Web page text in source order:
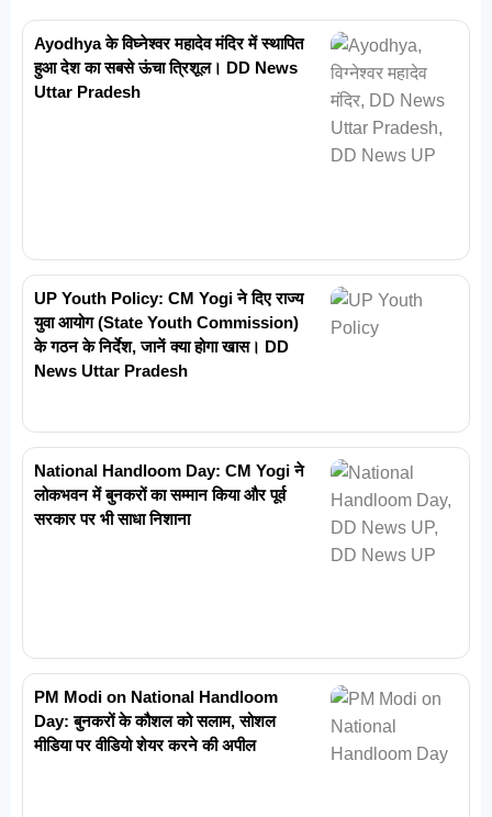
Ayodhya के विघ्नेश्वर महादेव मंदिर में स्थापित
हुआ देश का सबसे ऊंचा त्रिशूल। DD News
Uttar Pradesh
UP Youth Policy: CM Yogi ने दिए राज्य
युवा आयोग (State Youth Commission)
के गठन के निर्देश, जानें क्या होगा खास। DD
News Uttar Pradesh
National Handloom Day: CM Yogi ने
लोकभवन में बुनकरों का सम्मान किया और पूर्व
सरकार पर भी साधा निशाना
PM Modi on National Handloom
Day: बुनकरों के कौशल को सलाम, सोशल
मीडिया पर वीडियो शेयर करने की अपील